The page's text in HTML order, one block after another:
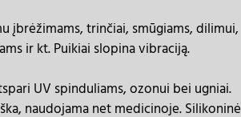
įbrėžimams, trinčiai, smūgiams, dilimui,
ir kt. Puikiai slopina vibraciją.
UV spinduliams, ozonui bei ugniai.
naudojama net medicinoje. Silikoninė